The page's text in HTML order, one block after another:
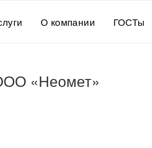
О компании ГОСТы
«Неомет»